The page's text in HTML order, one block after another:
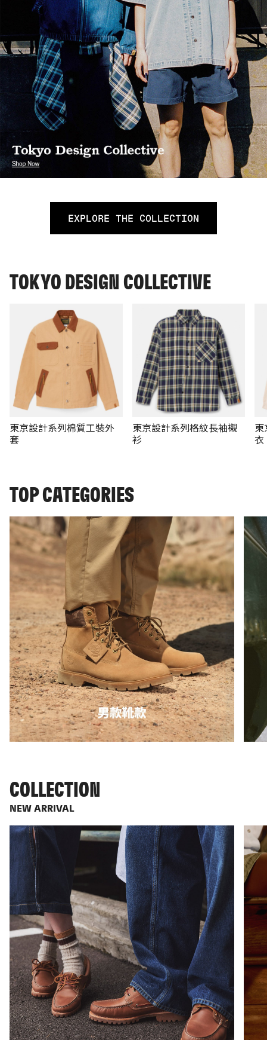
EXPLORE THE COLLECTION
TOKYO DESIGN COLLECTIVE
東京設計系列棉質工裝外
套
東京設計系列格紋長袖襯
衫
東
衣
TOP CATEGORIES
COLLECTION
NEW ARRIVAL